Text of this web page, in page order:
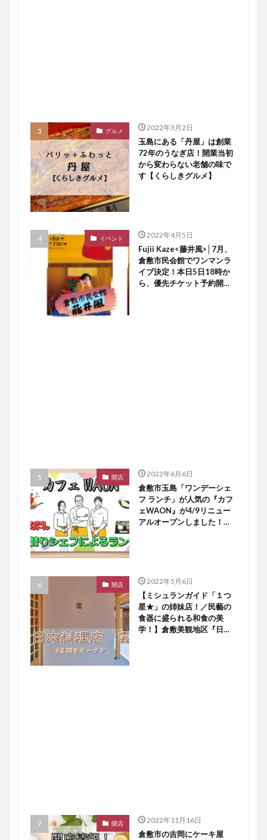
グルメ 2022年3月2日
玉島にある「丹屋」は創業
72年のうなぎ店！開業当初
から変わらない老舗の味で
す【くらしきグルメ】
イベント 2022年4月5日
Fujii Kaze<藤井風>│7月、
倉敷市民会館でワンマンラ
イブ決定！本日5日18時か
ら、優先チケット予約開始
開店 2022年6月6日
倉敷市玉島「ワンデーシェ
フ ランチ」が人気の『カフ
ェWAON』が4/9リニュー
アルオープンしました！
開店 2022年5月6日
【ミシュランガイド「１つ
星★」の姉妹店！／民藝の
食器に盛られる和食の美
学！】倉敷美観地区『日本
開店 2022年11月16日
倉敷市の吉岡にケーキ屋